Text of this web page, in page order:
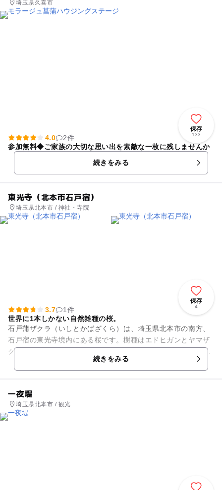
埼玉県久喜市
保存
133
4.0
2件
参加無料◆ご家族の大切な思い出を素敵な一枚に残しませんか
続きをみる
東光寺（北本市石戸宿）
埼玉県北本市 / 神社・寺院
保存
4
3.7
1件
世界に1本しかない自然雑種の桜。
石戸蒲ザクラ（いしとかばざくら）は、埼玉県北本市の南方、
石戸宿の東光寺境内にある桜です。樹種はエドヒガンとヤマザ
クラの自然雑種で、花弁の白い花を咲かせます。樹齢は約800
年といわれ、大正11年（...続きをみる
一夜堤
埼玉県北本市 / 観光